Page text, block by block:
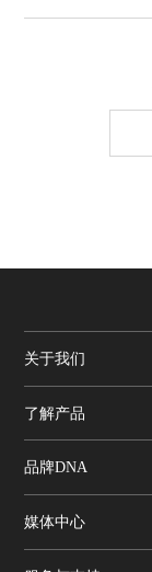
关于我们
了解产品
品牌DNA
媒体中心